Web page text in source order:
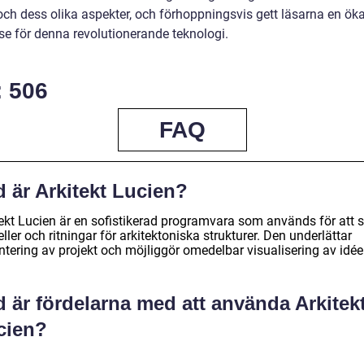
dess olika aspekter, och förhoppningsvis gett läsarna en
för denna revolutionerande teknologi.
506
FAQ
är Arkitekt Lucien?
Lucien är en sofistikerad programvara som används för att
och ritningar för arkitektoniska strukturer. Den underlättar
av projekt och möjliggör omedelbar visualisering av
är fördelarna med att använda